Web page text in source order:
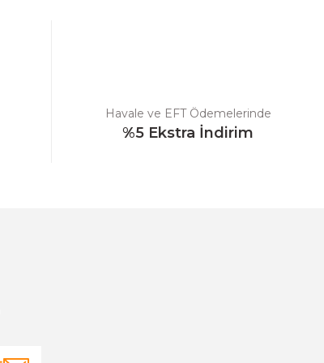
Havale ve EFT Ödemelerinde
%5 Ekstra İndirim